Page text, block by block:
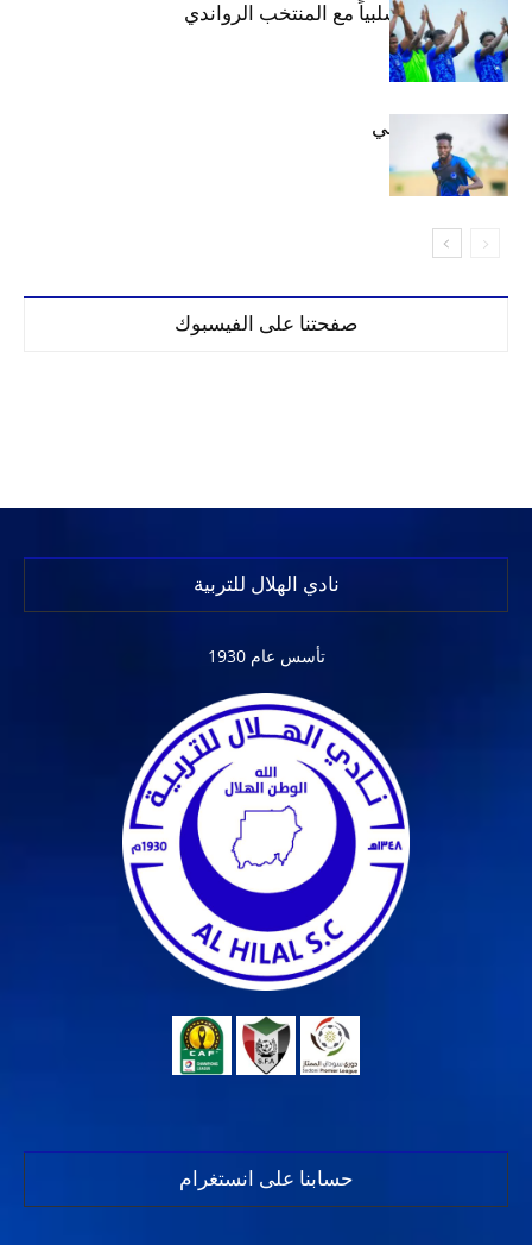
الهلال يتعادل سلبياً مع المنتخب الرواندي
إعدادياً
كنن يصل كيجالي
صفحتنا على الفيسبوك
نادي الهلال للتربية
تأسس عام 1930
حسابنا على انستغرام